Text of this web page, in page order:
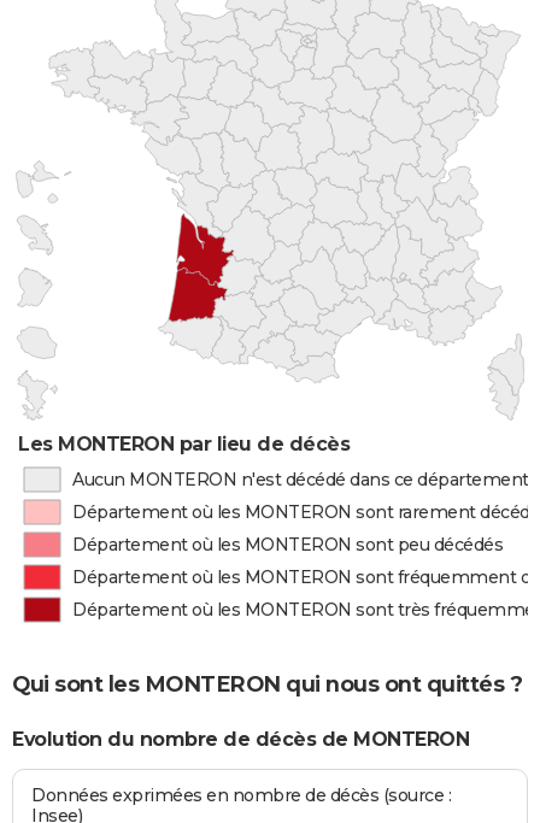
Les MONTERON par lieu de décès
Aucun MONTERON n'est décédé dans ce département
Département où les MONTERON sont rarement
Département où les MONTERON sont peu décédés
Département où les MONTERON sont fréquemment
Département où les MONTERON sont très
Qui sont les MONTERON qui nous ont quittés ?
Evolution du nombre de décès de MONTERON
Données exprimées en nombre de décès (source :
Insee)